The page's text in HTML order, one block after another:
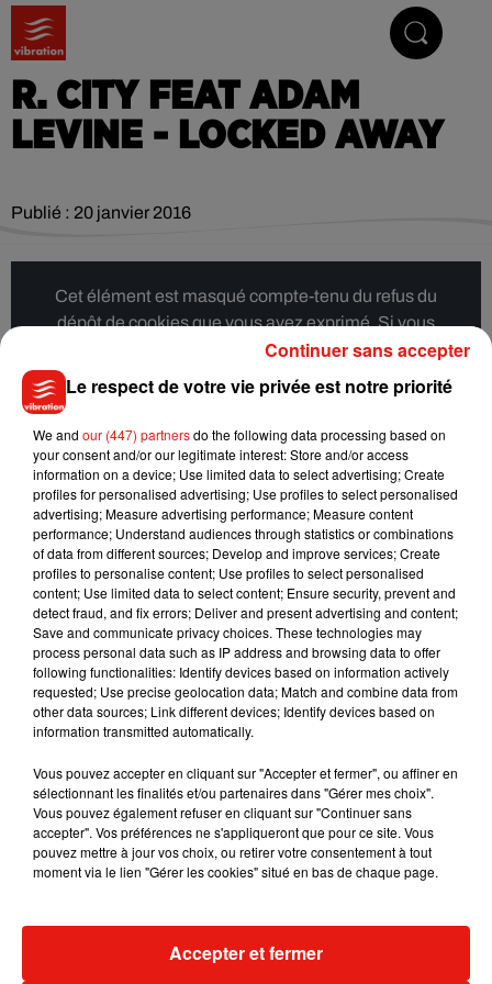
R. CITY FEAT ADAM
LEVINE - LOCKED AWAY
Publié : 20 janvier 2016
Cet élément est masqué compte-tenu du refus du
dépôt de cookies que vous avez exprimé. Si vous
souhaitez l'afficher, merci de nous donner votre accord
en cliquant sur le bouton ci-dessous.
Afficher l'élément
Musique
Julien Lieb s’essaye à la vie de
chatelain dans son nouveau clip
Madonna
Sensation »
+ DE MUSIQUE
Le respect de votre vie privée est notre priorité
We and our (447) partnersdo the following data processing based on
your consent and/or our legitimate interest: Store and/or access
information on a device; Use limited data to select advertising; Create
profiles for personalised advertising; Use profiles to select personalised
advertising; Measure advertising performance; Measure content
performance; Understand audiences through statistics or combinations
of data from different sources; Develop and improve services; Create
profiles to personalise content; Use profiles to select personalised
content; Use limited data to select content; Ensure security, prevent and
detect fraud, and fix errors; Deliver and present advertising and content;
Save and communicate privacy choices. These technologies may
process personal data such as IP address and browsing data to offer
following functionalities: Identify devices based on information actively
requested; Use precise geolocation data; Match and combine data from
other data sources; Link different devices; Identify devices based on
information transmitted automatically.
Vous pouvez accepter en cliquant sur "Accepter et fermer", ou affiner en
sélectionnant les finalités et/ou partenaires dans "Gérer mes choix".
Vous pouvez également refuser en cliquant sur "Continuer sans
accepter". Vos préférences ne s'appliqueront que pour ce site. Vous
pouvez mettre à jour vos choix, ou retirer votre consentement à tout
moment via le lien "Gérer les cookies" situé en bas de chaque page.
Accepter et fermer
Continuer sans accepter